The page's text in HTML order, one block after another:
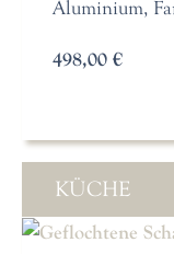
Aluminium,
498,00 €
KÜCHE